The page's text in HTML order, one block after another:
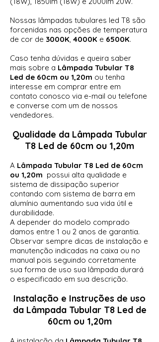
Nossas lâmpadas tubulares led T8 são
forcenidas nas opções de temperatura
de cor de 3000K, 4000K e 6500K.
Caso tenha dúvidas e queira saber
mais sobre a Lâmpada Tubular T8
Led de 60cm ou 1,20m ou tenha
interesse em comprar entre em
contato conosco via e-mail ou telefone
e converse com um de nossos
vendedores.
Qualidade da Lâmpada Tubular
T8 Led de 60cm ou 1,20m
A Lâmpada Tubular T8 Led de 60cm
ou 1,20m possui alta qualidade e
sistema de dissipação superior
contando com sistema de barra em
alumínio aumentando sua vida útil e
durabilidade.
A depender do modelo comprado
damos entre 1 ou 2 anos de garantia.
Observar sempre dicas de instalação e
manutenção indicadas na caixa ou no
manual pois seguindo corretamente
sua forma de uso sua lâmpada durará
o especificado em sua descrição.
Instalação e Instruções de uso
da Lâmpada Tubular T8 Led de
60cm ou 1,20m